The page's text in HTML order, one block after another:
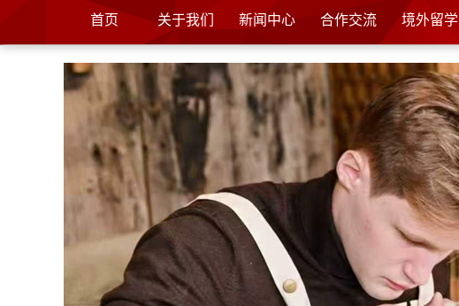
首页 关于我们 新闻中心 合作交流 境外留学